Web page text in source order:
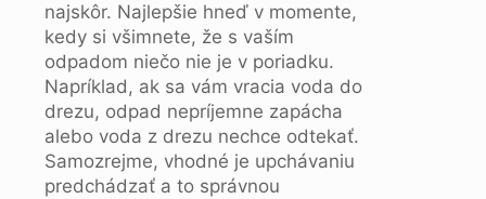
najskôr. Najlepšie hneď v momente,
kedy si všimnete, že s vaším
odpadom niečo nie je v poriadku.
Napríklad, ak sa vám vracia voda do
drezu, odpad nepríjemne zapácha
alebo voda z drezu nechce odtekať.
Samozrejme, vhodné je upchávaniu
predchádzať a to správnou